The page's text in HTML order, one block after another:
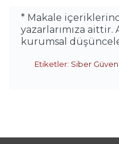
* Makale
yazarlarımıza
kurumsal
Etiketler: Siber